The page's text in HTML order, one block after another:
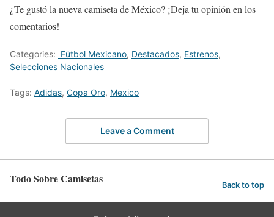
¿Te gustó la nueva camiseta de México? ¡Deja tu opinión en los
comentarios!
Categories: Fútbol Mexicano, Destacados, Estrenos,
Selecciones Nacionales
Tags: Adidas, Copa Oro, Mexico
Leave a Comment
Todo Sobre Camisetas Back to top